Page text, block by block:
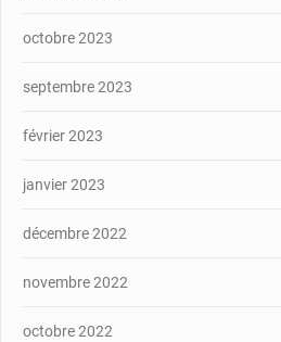
octobre 2023
septembre 2023
février 2023
janvier 2023
décembre 2022
novembre 2022
octobre 2022